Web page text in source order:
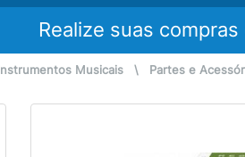
Realize suas compras
Instrumentos Musicais \ Partes e